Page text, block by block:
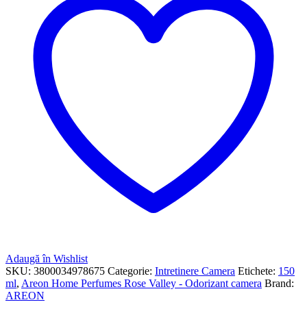
Adaugă în Wishlist
SKU: 3800034978675 Categorie: Intretinere Camera Etichete: 150
ml, Areon Home Perfumes Rose Valley - Odorizant camera Brand:
AREON